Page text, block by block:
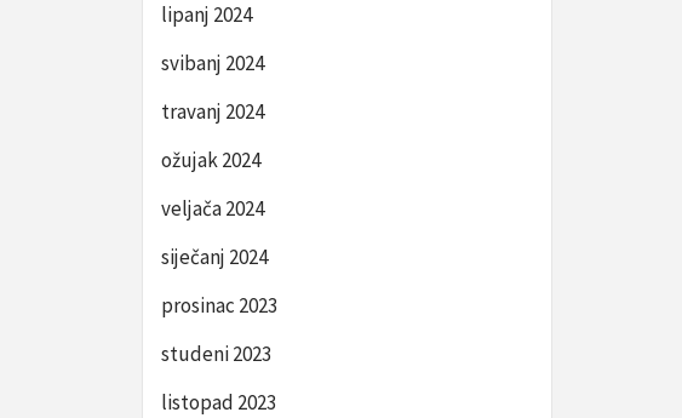
lipanj 2024
svibanj 2024
travanj 2024
ožujak 2024
veljača 2024
siječanj 2024
prosinac 2023
studeni 2023
listopad 2023